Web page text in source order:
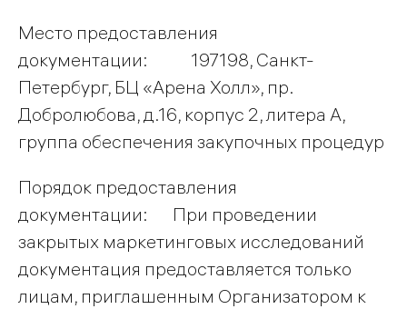
Место предоставления
документации: 197198, Санкт-
Петербург, БЦ «Арена Холл», пр.
Добролюбова, д.16, корпус 2, литера А,
группа обеспечения закупочных процедур
Порядок предоставления
документации: При проведении
закрытых маркетинговых исследований
документация предоставляется только
лицам, приглашенным Организатором к